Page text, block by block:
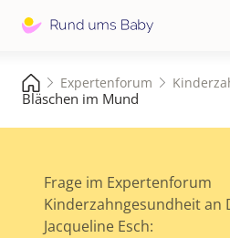
Expertenforum
Bläschen im Mund
Frage im Expertenforum
Kinderzahngesundheit an
Jacqueline Esch: